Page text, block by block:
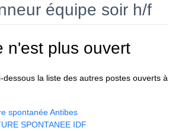
équipe soir h/f
n'est plus ouvert
dessous la liste des autres postes ouverts à
spontanée Antibes
SPONTANEE IDF